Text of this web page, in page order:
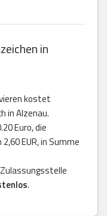
in
kostet
in Alzenau.
Euro, die
EUR, in Summe
.